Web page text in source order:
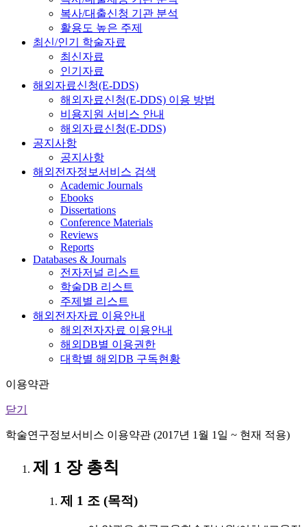
복사/대출신청 기관 분석
활용도 높은 주제
최신/인기 학술자료
최신자료
인기자료
해외자료신청(E-DDS)
해외자료신청(E-DDS) 이용 방법
비용지원 서비스 안내
해외자료신청(E-DDS)
공지사항
공지사항
해외전자정보서비스 검색
Academic Journals
Ebooks
Dissertations
Conference Materials
Reviews
Reports
Databases & Journals
전자저널 리스트
학술DB 리스트
주제별 리스트
해외전자자료 이용안내
해외전자자료 이용안내
해외DB별 이용권한
대학별 해외DB 구독현황
이용약관
닫기
학술연구정보서비스 이용약관 (2017년 1월 1일 ~ 현재 적용)
제 1 장 총칙
제 1 조 (목적)